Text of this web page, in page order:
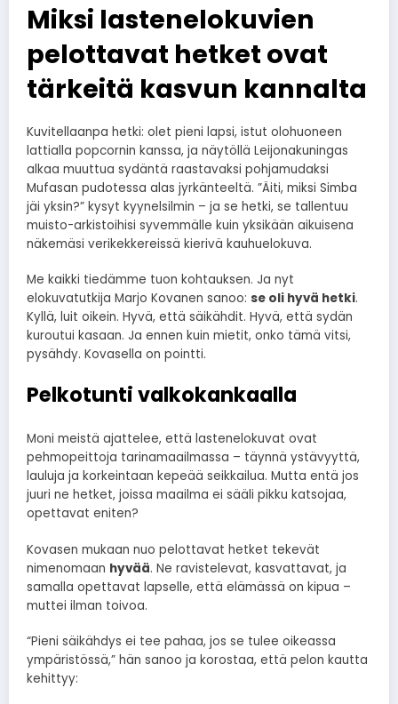
Miksi lastenelokuvien
pelottavat hetket ovat
tärkeitä kasvun kannalta
Kuvitellaanpa hetki: olet pieni lapsi, istut olohuoneen
lattialla popcornin kanssa, ja näytöllä Leijonakuningas
alkaa muuttua sydäntä raastavaksi pohjamudaksi
Mufasan pudotessa alas jyrkänteeltä. ”Äiti, miksi Simba
jäi yksin?” kysyt kyynelsilmin – ja se hetki, se tallentuu
muisto-arkistoihisi syvemmälle kuin yksikään aikuisena
näkemäsi verikekkereissä kierivä kauhuelokuva.
Me kaikki tiedämme tuon kohtauksen. Ja nyt
elokuvatutkija Marjo Kovanen sanoo: se oli hyvä hetki.
Kyllä, luit oikein. Hyvä, että säikähdit. Hyvä, että sydän
kuroutui kasaan. Ja ennen kuin mietit, onko tämä vitsi,
pysähdy. Kovasella on pointti.
Pelkotunti valkokankaalla
Moni meistä ajattelee, että lastenelokuvat ovat
pehmopeittoja tarinamaailmassa – täynnä ystävyyttä,
lauluja ja korkeintaan kepeää seikkailua. Mutta entä jos
juuri ne hetket, joissa maailma ei sääli pikku katsojaa,
opettavat eniten?
Kovasen mukaan nuo pelottavat hetket tekevät
nimenomaan hyvää. Ne ravistelevat, kasvattavat, ja
samalla opettavat lapselle, että elämässä on kipua –
muttei ilman toivoa.
“Pieni säikähdys ei tee pahaa, jos se tulee oikeassa
ympäristössä,” hän sanoo ja korostaa, että pelon kautta
kehittyy: